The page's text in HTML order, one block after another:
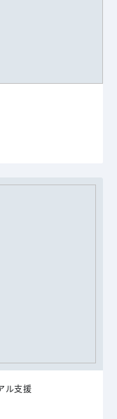
ル支援